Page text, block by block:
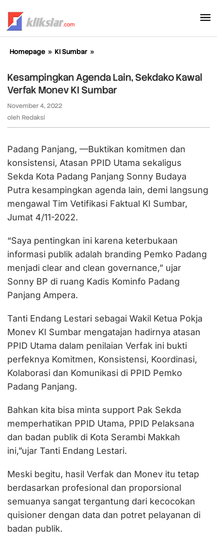
konten
Homepage » KI Sumbar »
Lain,
Sekdako
Kawal
Kesampingkan Agenda Lain, Sekdako Kawal
Verfak Monev KI Sumbar
November 4, 2022
oleh Redaksi
Padang Panjang, —Buktikan komitmen dan
konsistensi, Atasan PPID Utama sekaligus
Sekda Kota Padang Panjang Sonny Budaya
Putra kesampingkan agenda lain, demi langsung
mengawal Tim Vetifikasi Faktual KI Sumbar,
Jumat 4/11-2022.
“Saya pentingkan ini karena keterbukaan
informasi publik adalah branding Pemko Padang
menjadi clear and clean governance,” ujar
Sonny BP di ruang Kadis Kominfo Padang
Panjang Ampera.
Tanti Endang Lestari sebagai Wakil Ketua Pokja
Monev KI Sumbar mengatajan hadirnya atasan
PPID Utama dalam penilaian Verfak ini bukti
perfeknya Komitmen, Konsistensi, Koordinasi,
Kolaborasi dan Komunikasi di PPID Pemko
Padang Panjang.
Bahkan kita bisa minta support Pak Sekda
memperhatikan PPID Utama, PPID Pelaksana
dan badan publik di Kota Serambi Makkah
ini,”ujar Tanti Endang Lestari.
Meski begitu, hasil Verfak dan Monev itu tetap
berdasarkan profesional dan proporsional
semuanya sangat tergantung dari kecocokan
quisioner dengan data dan potret pelayanan di
badan publik.